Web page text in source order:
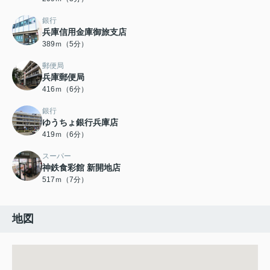
銀行
兵庫信用金庫御旅支店
389ｍ（5分）
郵便局
兵庫郵便局
416ｍ（6分）
銀行
ゆうちょ銀行兵庫店
419ｍ（6分）
スーパー
神鉄食彩館 新開地店
517ｍ（7分）
地図